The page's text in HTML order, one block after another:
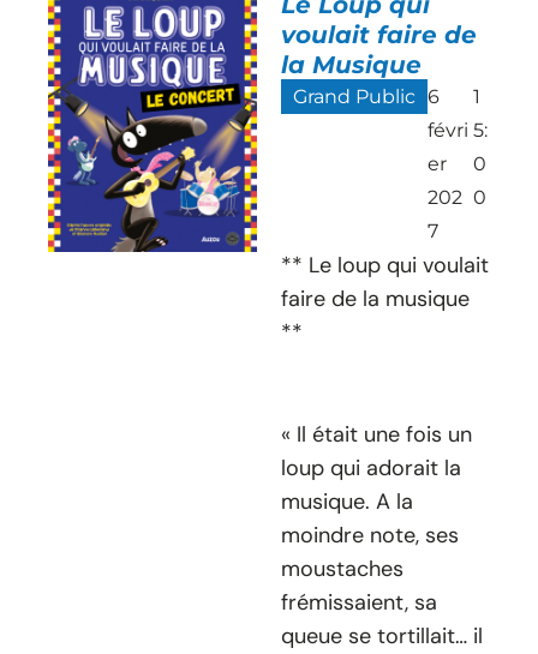
voulait faire de
la Musique
Grand Public 6
févri
er
202
7
1
5:
0
0
** Le loup qui voulait
faire de la musique
**
« Il était une fois un
loup qui adorait la
musique. A la
moindre note, ses
moustaches
frémissaient, sa
queue se tortillait… il